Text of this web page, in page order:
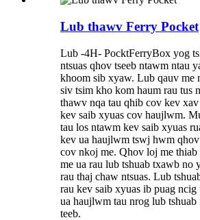
Lub thawv Ferry Pocket
Lub -4H- PocktFerryBox yog
ntsuas qhov tseeb ntawm ntau
khoom sib xyaw. Lub qauv me
siv tsim kho kom haum rau tus
thawv nqa tau qhib cov kev
kev saib xyuas cov haujlwm.
tau los ntawm kev saib xyuas
kev ua haujlwm tswj hwm
cov nkoj me. Qhov loj me
me ua rau lub tshuab txawb no
rau thaj chaw ntsuas. Lub
rau kev saib xyuas ib puag ncig
ua haujlwm tau nrog lub tshuab
teeb.